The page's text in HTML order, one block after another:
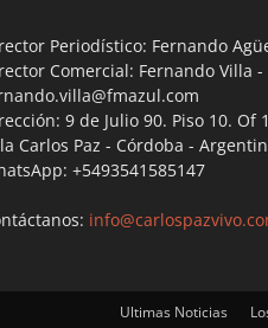
Periodístico: Fernando
Comercial: Fernando Villa -
9 de Julio 90. Piso 10. Of
Carlos Paz - Córdoba -
+5493541585147
Ultimas Noticias